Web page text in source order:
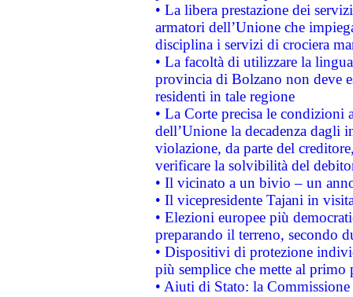
• La libera prestazione dei
armatori dell’Unione che
disciplina i servizi di crociera
• La facoltà di utilizzare la
provincia di Bolzano non deve
residenti in tale regione
• La Corte precisa le
dell’Unione la decadenza dagli
violazione, da parte del
verificare la solvibilità del
• Il vicinato a un bivio – un
• Il vicepresidente Tajani in
• Elezioni europee più
preparando il terreno, secondo
• Dispositivi di protezione
più semplice che mette al primo
• Aiuti di Stato: la